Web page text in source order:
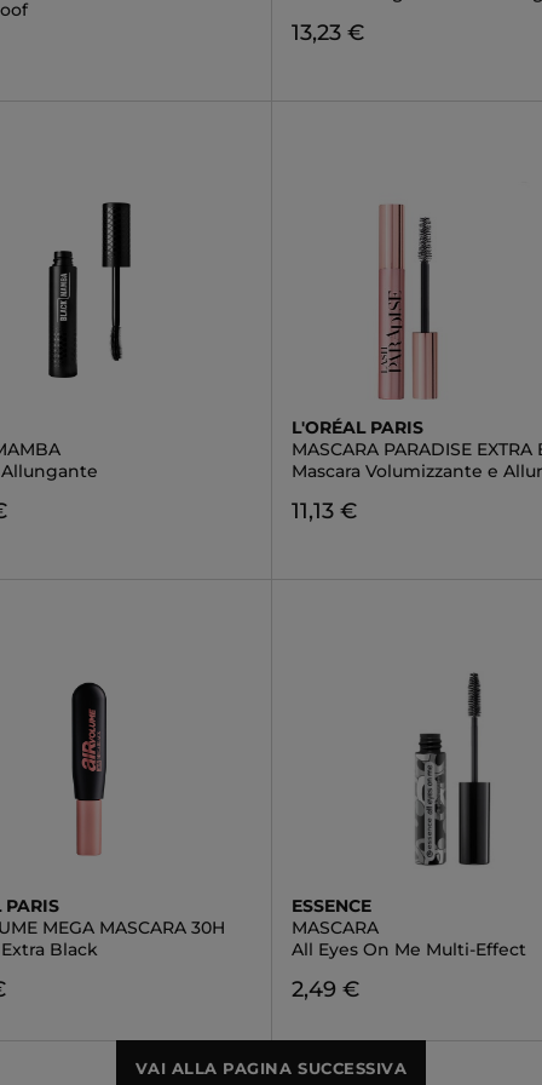
13,23 €
Allungante
L'ORÉAL PARIS
MASCARA PARADISE EXTRA
Mascara Volumizzante e
11,13 €
PARIS
MEGA MASCARA 30H
Black
ESSENCE
MASCARA
All Eyes On Me Multi-Effect
2,49 €
VAI ALLA PAGINA SUCCESSIVA